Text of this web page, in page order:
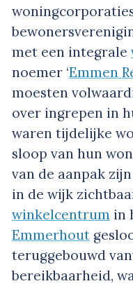
met een integrale
noemer ‘Emmen
moesten
over ingrepen in
waren tijdelijke
sloop van hun
van de aanpak
in de wijk
winkelcentrum in
Emmerhout
teruggebouwd
bereikbaarheid,